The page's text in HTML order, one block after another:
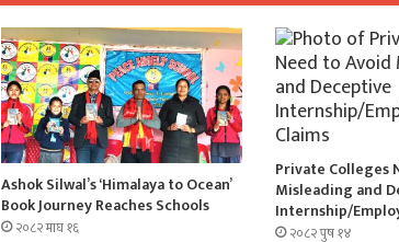
Ashok Silwal’s ‘Himalaya to Ocean’
Book Journey Reaches Schools
२०८२ माघ १६
Private Colleges
Misleading and
Internship/
२०८२ पुष १४